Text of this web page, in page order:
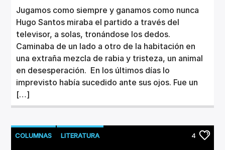
Jugamos como siempre y ganamos como nunca
Hugo Santos miraba el partido a través del
televisor, a solas, tronándose los dedos.
Caminaba de un lado a otro de la habitación en
una extraña mezcla de rabia y tristeza, un animal
en desesperación. En los últimos días lo
imprevisto había sucedido ante sus ojos. Fue un
[…]
COLUMNAS LITERATURA 4